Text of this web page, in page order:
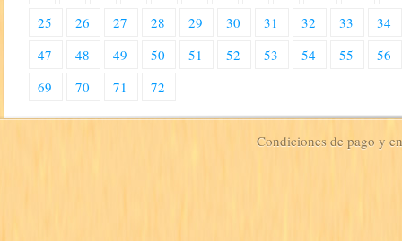
25
26 27 28 29 30 31 32 33
34
47
48 49 50 51 52 53 54 55
56
69
70 71 72
Condiciones de pago y